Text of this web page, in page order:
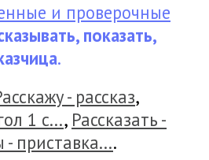
и проверочные
показать,
.
- рассказ,
1 с..., Рассказать -
- приставка....
А?
Ты кто ??